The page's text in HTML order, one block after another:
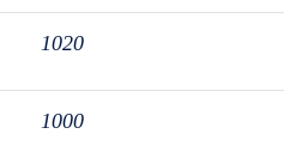
1020
1000